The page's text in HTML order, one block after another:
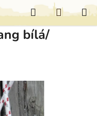
Hledat
KOŠÍK
bílá/